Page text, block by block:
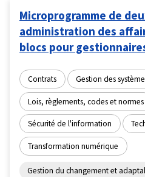
Microprogramme de
administration des
blocs pour
Contrats Gestion des
Lois, règlements, codes et normes
Sécurité de l'information
Transformation numérique
Gestion du changement et